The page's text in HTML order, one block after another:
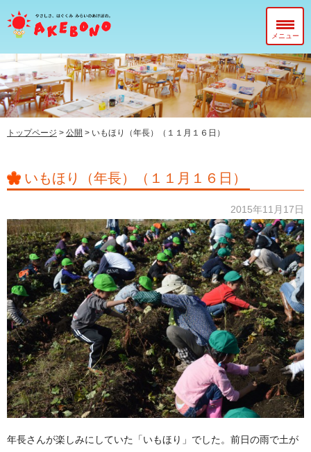
メニュー
当園について
在園児のみなさまへ
入園前のみなさまへ
トップページ > 公開 > いもほり（年長）（１１月１６日）
いもほり（年長）（１１月１６日）
2015年11月17日
年長さんが楽しみにしていた「いもほり」でした。前日の雨で土が